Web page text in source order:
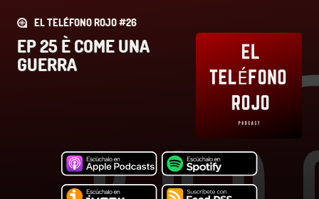
EL TELÉFONO ROJO #26
EP 25 È COME UNA
GUERRA